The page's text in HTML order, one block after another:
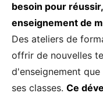
besoin pour
enseignement de
Des ateliers de
offrir de nouvelles
d'enseignement
ses classes. Ce